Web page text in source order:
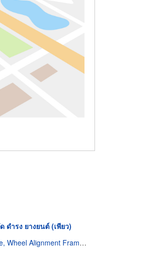
ดำรง ยางยนต์ (เพียว)
Alignment Frame, Balancing